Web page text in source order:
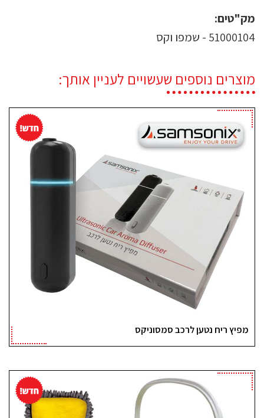
מק"טים:
51000104 - שמפו וקס
מוצרים נוספים שעשויים לעניין אותך:
מפיץ ריח נטען לרכב סמסוניקס